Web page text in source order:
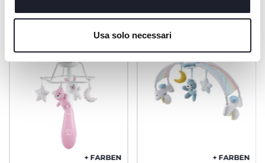
Usa solo necessari
KÖNNTEN
+ FARBEN + FARBEN